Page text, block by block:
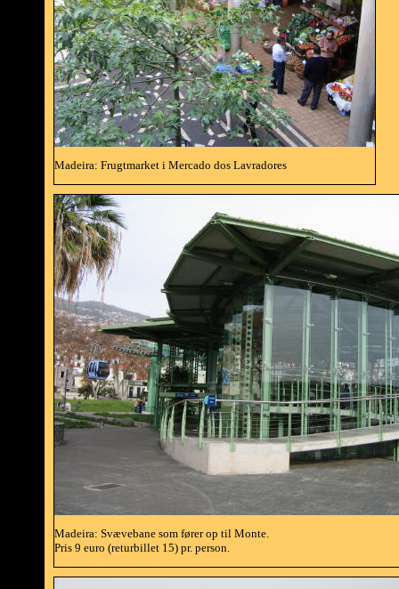
Madeira: Frugtmarket i Mercado dos Lavradores
Madeira: Svævebane som fører op til Monte.
Pris 9 euro (returbillet 15) pr. person.